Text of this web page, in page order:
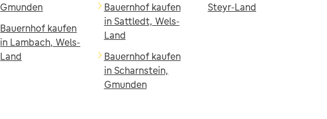
Gmunden
Bauernhof kaufen
in Lambach, Wels-
Land
Bauernhof kaufen
in Sattledt, Wels-
Land
Bauernhof kaufen
in Scharnstein,
Gmunden
Steyr-Land